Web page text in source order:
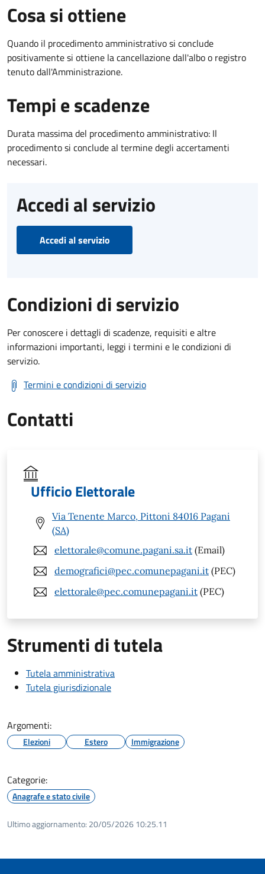
Cosa si ottiene
Quando il procedimento amministrativo si conclude
positivamente si ottiene la cancellazione dall'albo o registro
tenuto dall'Amministrazione.
Tempi e scadenze
Durata massima del procedimento amministrativo: Il
procedimento si conclude al termine degli accertamenti
necessari.
Accedi al servizio
Accedi al servizio
Condizioni di servizio
Per conoscere i dettagli di scadenze, requisiti e altre
informazioni importanti, leggi i termini e le condizioni di
servizio.
Termini e condizioni di servizio
Contatti
Ufficio Elettorale
Via Tenente Marco, Pittoni 84016 Pagani
(SA)
elettorale@comune.pagani.sa.it (Email)
demografici@pec.comunepagani.it (PEC)
elettorale@pec.comunepagani.it (PEC)
Strumenti di tutela
Tutela amministrativa
Tutela giurisdizionale
Argomenti:
Elezioni Estero Immigrazione
Categorie:
Anagrafe e stato civile
Ultimo aggiornamento: 20/05/2026 10:25.11